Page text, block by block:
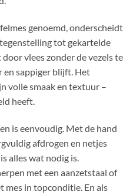
genoemd, onderscheidt
tot gekartelde
vlees zonder de vezels te
en sappiger blijft. Het
volle smaak en textuur –
heeft.
is eenvoudig. Met de hand
afdrogen en netjes
alles wat nodig is.
met een aanzetstaal of
mes in topconditie. En als